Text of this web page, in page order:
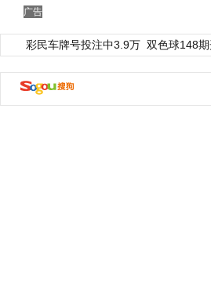
广告
彩民车牌号投注中3.9万 双色球148